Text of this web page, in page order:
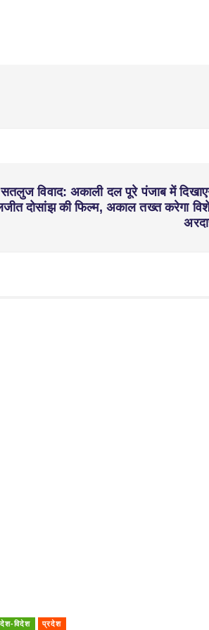
सतलुज विवाद: अकाली दल पूरे पंजाब में
दोसांझ की फिल्म, अकाल तख्त करेगा
देश-विदेश प्रदेश